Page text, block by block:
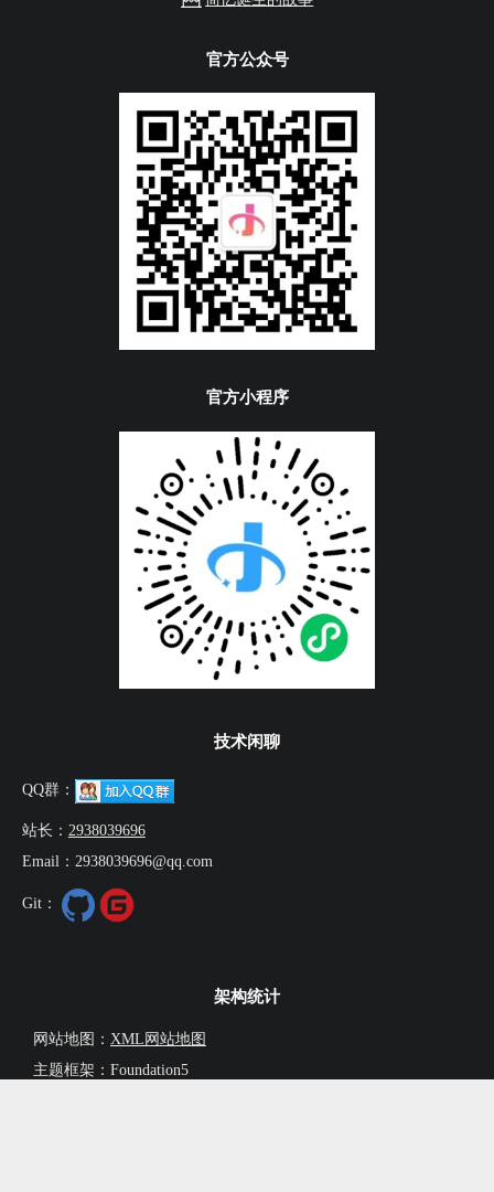
官方公众号
官方小程序
技术闲聊
QQ群：
站长： 2938039696
Email：2938039696@qq.com
Git：
架构统计
网站地图： XML网站地图
主题框架：Foundation5